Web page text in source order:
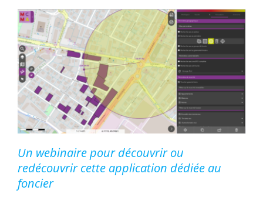
Un webinaire pour découvrir ou
redécouvrir cette application dédiée au
foncier